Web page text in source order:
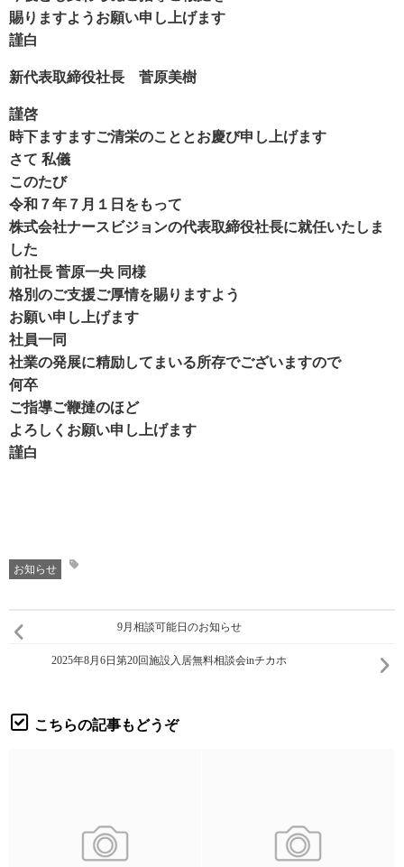
賜りますようお願い申し上げます
謹白
新代表取締役社長 菅原美樹
謹啓
時下ますますご清栄のこととお慶び申し上げます
さて 私儀
このたび
令和７年７月１日をもって
株式会社ナースビジョンの代表取締役社長に就任いたしま
した
前社長 菅原一央 同様
格別のご支援ご厚情を賜りますよう
お願い申し上げます
社員一同
社業の発展に精励してまいる所存でございますので
何卒
ご指導ご鞭撻のほど
よろしくお願い申し上げます
謹白
お知らせ
9月相談可能日のお知らせ
2025年8月6日第20回施設入居無料相談会inチカホ
こちらの記事もどうぞ